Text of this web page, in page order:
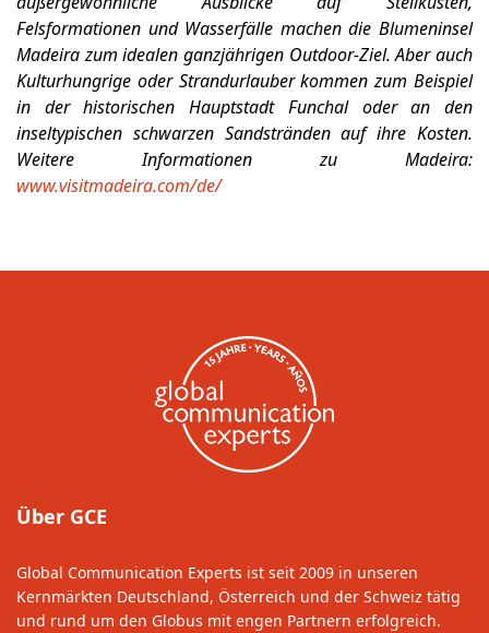
Felsformationen und Wasserfälle machen die Blumeninsel
Madeira zum idealen ganzjährigen Outdoor-Ziel. Aber auch
Kulturhungrige oder Strandurlauber kommen zum Beispiel
in der historischen Hauptstadt Funchal oder an den
inseltypischen schwarzen Sandstränden auf ihre Kosten.
Weitere Informationen zu Madeira:
www.visitmadeira.com/de/
Über GCE
Global Communication Experts ist seit 2009 in unseren
Kernmärkten Deutschland, Österreich und der Schweiz tätig
und rund um den Globus mit engen Partnern erfolgreich.